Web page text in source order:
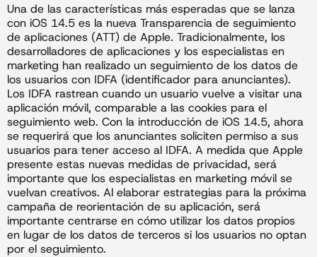
Una de las características más esperadas que se lanza
con iOS 14.5 es la nueva Transparencia de seguimiento
de aplicaciones (ATT) de Apple. Tradicionalmente, los
desarrolladores de aplicaciones y los especialistas en
marketing han realizado un seguimiento de los datos de
los usuarios con IDFA (identificador para anunciantes).
Los IDFA rastrean cuando un usuario vuelve a visitar una
aplicación móvil, comparable a las cookies para el
seguimiento web. Con la introducción de iOS 14.5, ahora
se requerirá que los anunciantes soliciten permiso a sus
usuarios para tener acceso al IDFA. A medida que Apple
presente estas nuevas medidas de privacidad, será
importante que los especialistas en marketing móvil se
vuelvan creativos. Al elaborar estrategias para la próxima
campaña de reorientación de su aplicación, será
importante centrarse en cómo utilizar los datos propios
en lugar de los datos de terceros si los usuarios no optan
por el seguimiento.